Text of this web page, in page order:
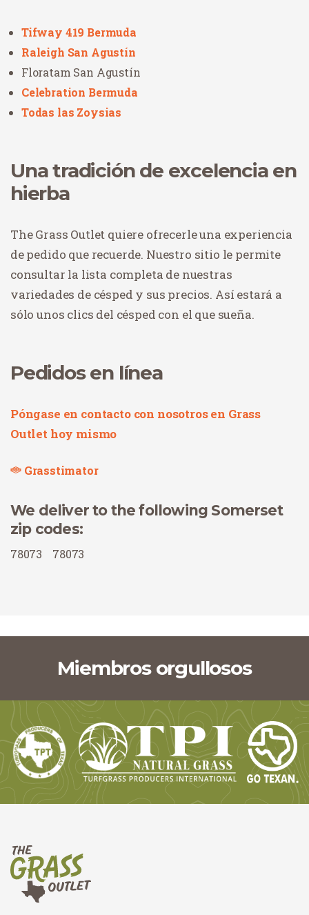
Tifway 419 Bermuda
Raleigh San Agustín
Floratam San Agustín
Celebration Bermuda
Todas las Zoysias
Una tradición de excelencia en
hierba
The Grass Outlet quiere ofrecerle una experiencia
de pedido que recuerde. Nuestro sitio le permite
consultar la lista completa de nuestras
variedades de césped y sus precios. Así estará a
sólo unos clics del césped con el que sueña.
Pedidos en línea
Póngase en contacto con nosotros en Grass
Outlet hoy mismo
Grasstimator
We deliver to the following Somerset
zip codes:
78073 78073
Miembros orgullosos